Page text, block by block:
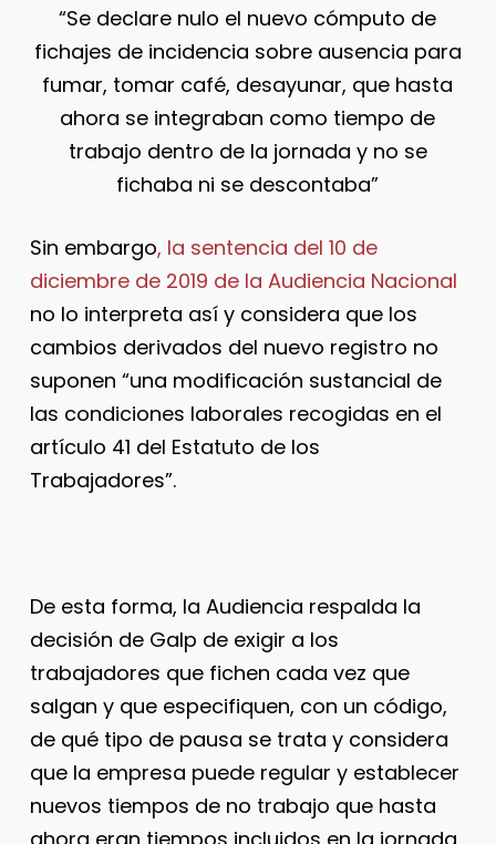
“Se declare nulo el nuevo cómputo de
fichajes de incidencia sobre ausencia para
fumar, tomar café, desayunar, que hasta
ahora se integraban como tiempo de
trabajo dentro de la jornada y no se
fichaba ni se descontaba”
Sin embargo, la sentencia del 10 de
diciembre de 2019 de la Audiencia Nacional
no lo interpreta así y considera que los
cambios derivados del nuevo registro no
suponen “una modificación sustancial de
las condiciones laborales recogidas en el
artículo 41 del Estatuto de los
Trabajadores”.
De esta forma, la Audiencia respalda la
decisión de Galp de exigir a los
trabajadores que fichen cada vez que
salgan y que especifiquen, con un código,
de qué tipo de pausa se trata y considera
que la empresa puede regular y establecer
nuevos tiempos de no trabajo que hasta